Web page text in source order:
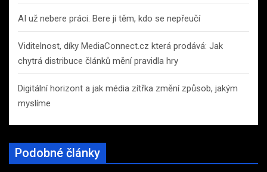
AI už nebere práci. Bere ji těm, kdo se nepřeučí
Viditelnost, díky MediaConnect.cz která prodává: Jak
chytrá distribuce článků mění pravidla hry
Digitální horizont a jak média zítřka změní způsob, jakým
myslíme
Podobné články